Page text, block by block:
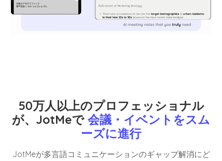
50万人以上のプロフェッショナル
が、JotMeで 会議・イベントをスム
ーズに進行
JotMeが多言語コミュニケーションのギャップ解消にど